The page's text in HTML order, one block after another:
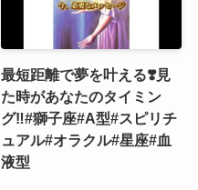
最短距離で夢を叶える❣️見
た時があなたのタイミン
グ‼️#獅子座#A型#スピリチ
ュアル#オラクル#星座#血
液型